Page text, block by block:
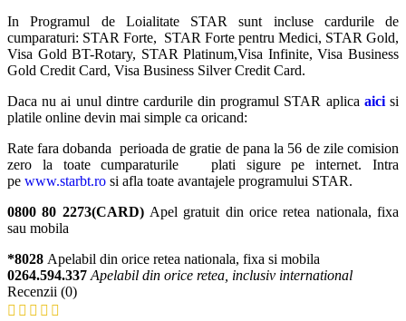
In Programul de Loialitate STAR sunt incluse cardurile de
cumparaturi: STAR Forte, STAR Forte pentru Medici, STAR Gold,
Visa Gold BT-Rotary, STAR Platinum,Visa Infinite, Visa Business
Gold Credit Card, Visa Business Silver Credit Card.
Daca nu ai unul dintre cardurile din programul STAR aplica aicisi
platile online devin mai simple ca oricand:
Rate fara dobanda perioada de gratie de pana la 56 de zile comision
zero la toate cumparaturile plati sigure pe internet. Intra
pe www.starbt.ro si afla toate avantajele programului STAR.
0800 80 2273(CARD)Apel gratuit din orice retea nationala, fixa
sau mobila
*8028 Apelabil din orice retea nationala, fixa si mobila
0264.594.337 Apelabil din orice retea, inclusiv international
Recenzii (0)